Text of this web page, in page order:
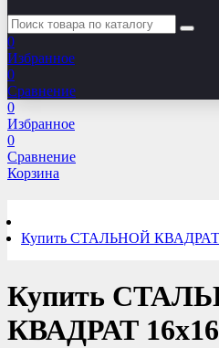
0
Избранное
0
Сравнение
0
Избранное
0
Сравнение
Корзина
Купить СТАЛЬНОЙ КВАДРАТ
Купить
КВАДРАТ